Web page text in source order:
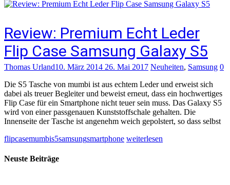
Review: Premium Echt Leder
Flip Case Samsung Galaxy S5
Thomas Urland10. März 2014 26. Mai 2017 Neuheiten, Samsung 0
Die S5 Tasche von mumbi ist aus echtem Leder und erweist sich
dabei als treuer Begleiter und beweist erneut, dass ein hochwertiges
Flip Case für ein Smartphone nicht teuer sein muss. Das Galaxy S5
wird von einer passgenauen Kunststoffschale gehalten. Die
Innenseite der Tasche ist angenehm weich gepolstert, so dass selbst
flipcasemumbis5samsungsmartphone weiterlesen
Neuste Beiträge